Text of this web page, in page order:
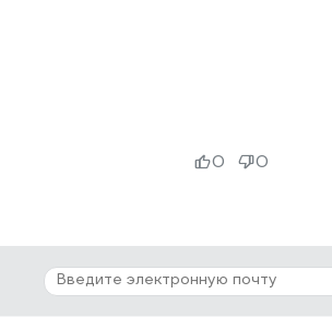
0 0